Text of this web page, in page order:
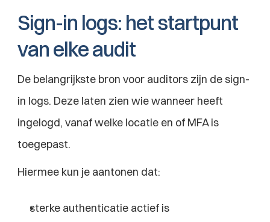
Sign-in logs: het startpunt
van elke audit
De belangrijkste bron voor auditors zijn de sign-
in logs. Deze laten zien wie wanneer heeft
ingelogd, vanaf welke locatie en of MFA is
toegepast.
Hiermee kun je aantonen dat:
sterke authenticatie actief is